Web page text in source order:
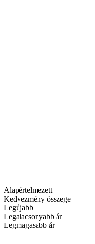
Alapértelmezett
Kedvezmény összege
Legújabb
Legalacsonyabb ár
Legmagasabb ár